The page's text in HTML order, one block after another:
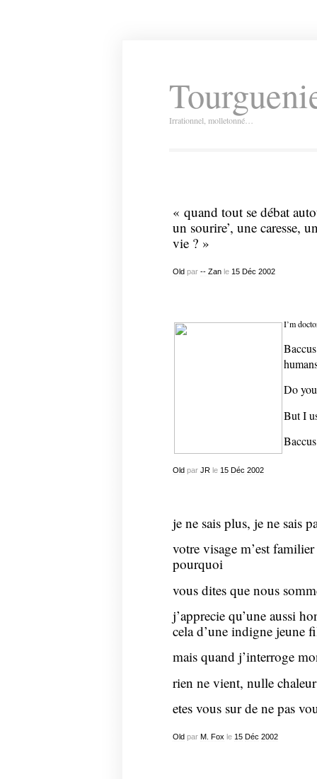
Irrationnel, molletonné…
« quand tout se débat
un sourire’, une caresse,
vie ? »
Oldpar -- Zanle 15 Déc 2002
I’m
Do
But I
Old par JRle 15 Déc 2002
je ne sais plus, je ne sais
votre visage m’est
pourquoi
vous dites que nous
j’apprecie qu’une aussi
cela d’une indigne jeune
mais quand j’interroge
rien ne vient, nulle
etes vous sur de ne pas
Oldpar M. Fox le 15 Déc 2002